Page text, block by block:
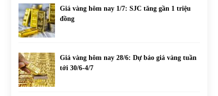
Giá vàng hôm nay 1/7: SJC tăng gần 1 triệu
đồng
Giá vàng hôm nay 28/6: Dự báo giá vàng tuần
tới 30/6-4/7